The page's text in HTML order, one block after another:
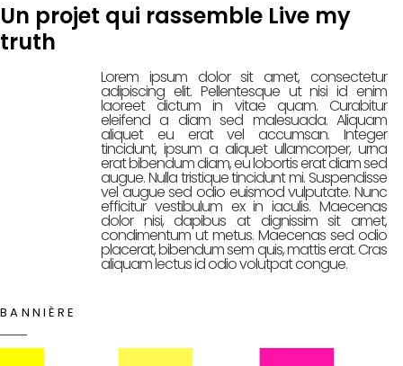
Un projet qui rassemble Live my
truth
Lorem ipsum dolor sit amet, consectetur
adipiscing elit. Pellentesque ut nisi id enim
laoreet dictum in vitae quam. Curabitur
eleifend a diam sed malesuada. Aliquam
aliquet eu erat vel accumsan. Integer
tincidunt, ipsum a aliquet ullamcorper, urna
erat bibendum diam, eu lobortis erat diam sed
augue. Nulla tristique tincidunt mi. Suspendisse
vel augue sed odio euismod vulputate. Nunc
efficitur vestibulum ex in iaculis. Maecenas
dolor nisi, dapibus at dignissim sit amet,
condimentum ut metus. Maecenas sed odio
placerat, bibendum sem quis, mattis erat. Cras
aliquam lectus id odio volutpat congue.
BANNIÈRE